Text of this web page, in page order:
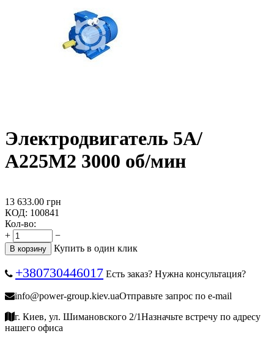
Электродвигатель 5А/
А225М2 3000 об/мин
13 633.00 грн
КОД: 100841
Кол-во:
+
−
В корзину Купить в один клик
+380730446017 Есть заказ? Нужна консультация?
info@power-group.kiev.uaОтправьте запрос по e-mail
г. Киев, ул. Шимановского 2/1Назначьте встречу по адресу
нашего офиса